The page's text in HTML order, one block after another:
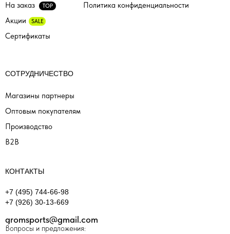
На заказ TOP
Производство
СОТРУДНИЧЕСТВО
Магазины партнеры
Оптовым покупателям
Акции SALE
КОНТАКТЫ
+7 (495) 744-66-98
+7 (926) 30-13-669
gromsports@gmail.com
Вопросы и предложения:
Политика конфиденциальности
Сертификаты
B2B